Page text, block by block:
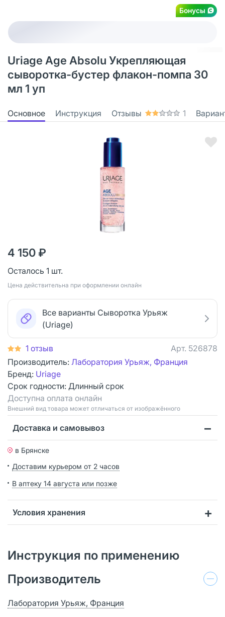
Бонусы
Uriage Age Absolu Укрепляющая
сыворотка-бустер флакон-помпа 30
мл 1 уп
Основное Инструкция Отзывы 1
4 150 ₽
Осталось 1 шт.
Цена действительна при оформлении онлайн
Все варианты Сыворотка Урьяж
(Uriage)
1 отзыв Арт. 526878
Производитель: Лаборатория Урьяж, Франция
Бренд: Uriage
Срок годности: Длинный срок
Доступна оплата онлайн
Bнешний вид товара может отличаться от изображённого
Доставка и самовывоз
в Брянске
Доставим курьером от 2 часов
В аптеку 14 августа или позже
Условия хранения
Инструкция по применению
Производитель
Лаборатория Урьяж, Франция